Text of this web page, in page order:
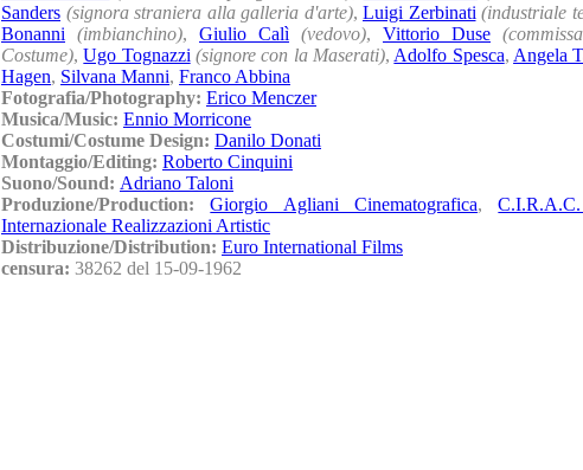
Sanders (signora straniera alla galleria d'arte), Luigi Zerbinati (industriale
Bonanni
(imbianchino), Giulio Calì (vedovo), Vittorio Duse
Costume),Ugo Tognazzi (signore con la Maserati), Adolfo Spesca, Angela
Hagen, Silvana Manni, Franco Abbina
Fotografia/Photography: Erico Menczer
Musica/Music: Ennio Morricone
Costumi/Costume Design: Danilo Donati
Montaggio/Editing: Roberto Cinquini
Suono/Sound: Adriano Taloni
Produzione/Production:Giorgio Agliani Cinematografica,
Internazionale Realizzazioni Artistic
Distribuzione/Distribution: Euro International Films
censura: 38262 del 15-09-1962